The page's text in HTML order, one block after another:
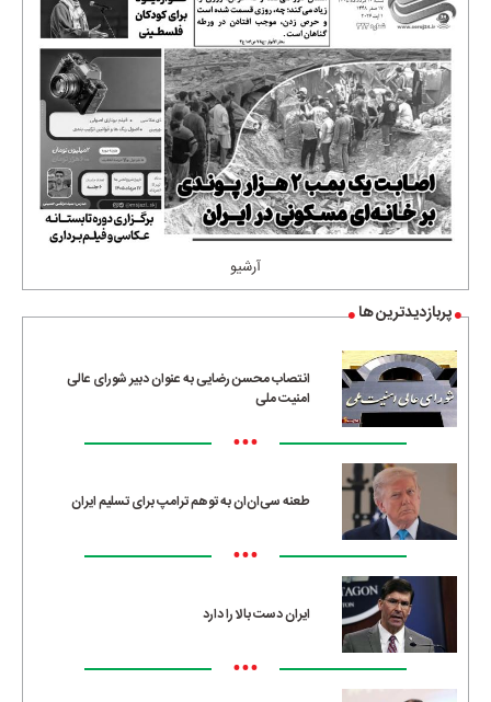
آرشیو
پربازدیدترین ها
انتصاب محسن رضایی به عنوان دبیر شورای عالی
امنیت ملی
•••
طعنه سی‌ان‌ان به توهم ترامپ برای تسلیم ایران
•••
ایران دست بالا را دارد
•••